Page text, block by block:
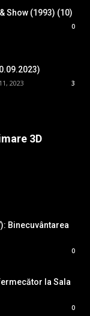
Show (1993) (10)
0
2023 3
3D
Binecuvântarea
0
la Sala
0